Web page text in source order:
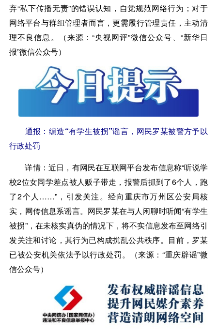
弃“私下传播无责”的错误认知，自觉规范网络行为；对于
网络平台与群组管理者而言，更需履行管理责任，主动清
理不良信息。（来源：“央视网评”微信公众号、“新华日
报”微信公众号）
通报：编造“有学生被拐”谣言，网民罗某被警方予以
行政处罚
详情： 近日，有网民在互联网平台发布信息称“听说学
校2位女同学差点被人贩子带走，报警后抓到了6个人，跑
了2个人……”，引发关注。经向重庆市万州区公安局核
实，网传信息系谣言。网民罗某在与人闲聊时听闻“有学生
被拐”，在未核实真伪的情况下，将不实信息发布至网络引
发关注和讨论，其行为已构成扰乱公共秩序。目前，罗某
已被公安机关依法予以行政处罚。（来源：“重庆辟谣”微
信公众号）